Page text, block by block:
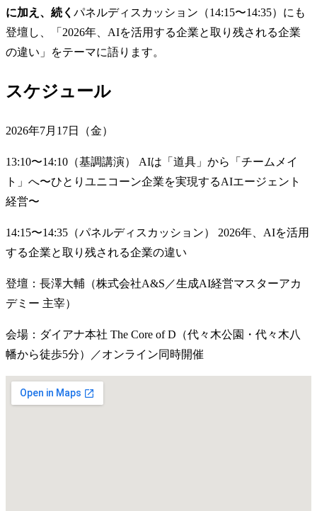
に加え、続く パネルディスカッション（14:15〜14:35）にも
登壇し、「2026年、AIを活用する企業と取り残される企業
の違い」をテーマに語ります。
スケジュール
2026年7月17日（金）
13:10〜14:10（基調講演） AIは「道具」から「チームメイ
ト」へ〜ひとりユニコーン企業を実現するAIエージェント
経営〜
14:15〜14:35（パネルディスカッション） 2026年、AIを活用
する企業と取り残される企業の違い
登壇：長澤大輔（株式会社A&S／生成AI経営マスターアカ
デミー 主宰）
会場：ダイアナ本社 The Core of D（代々木公園・代々木八
幡から徒歩5分）／オンライン同時開催